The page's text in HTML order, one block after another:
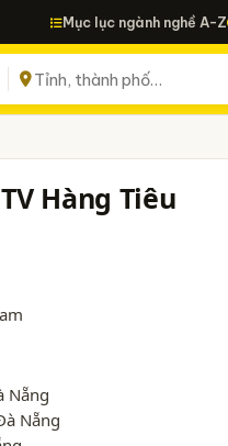
Mục lục ngành nghề A-Z
Hàng Tiêu
Nẵng
Nẵng